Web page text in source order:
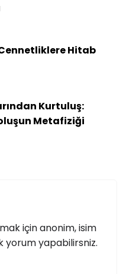
Hitab
Kurtuluş:
Metafiziği
için anonim, isim
yorum yapabilirsniz.